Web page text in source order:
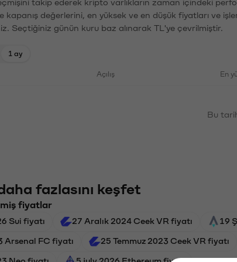
kapanış değerlerini, en yüksek ve en düşük fiyatları ve
Seçtiğiniz günün kuru baz alınarak TL'ye çevrilmiştir.
1 ay
Açılış En
Bu
fazlasını keşfet
fiyatlar
Sui fiyatı 27 Aralık 2024 Ceek VR fiyatı 19
Arsenal FC fiyatı 25 Temmuz 2023 Ceek VR fiyatı
Neo fiyatı 5 july 2026 Ethereum fiyatı